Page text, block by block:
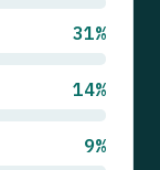
31%
14%
9%